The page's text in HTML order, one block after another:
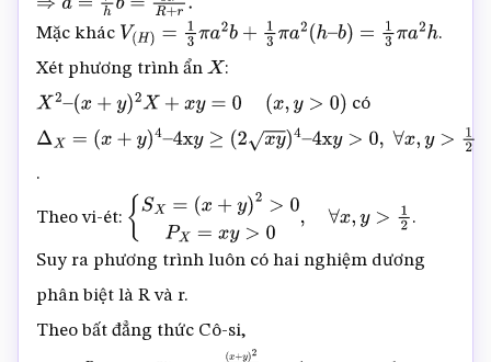
⇒ b hR+ ⇒a= rh
Mặc khác V (H) =1 3πa2 b+ 1 πa2(h –b =1 3π a2 h
.
Xét phương trình ẩn X :
X2 x+ y 2X +xy = 0(x, y> 0) có
ΔX=(x +y 4
–
4
4xy>0,∀x,y > 12
.
Theo vi-ét: {S (x+ y) 2>0 PX = > ∀x,y > 12 .
Suy ra phương trình luôn có hai nghiệm dương
phân biệt là R và r.
Theo bất đẳng thức Cô-si,